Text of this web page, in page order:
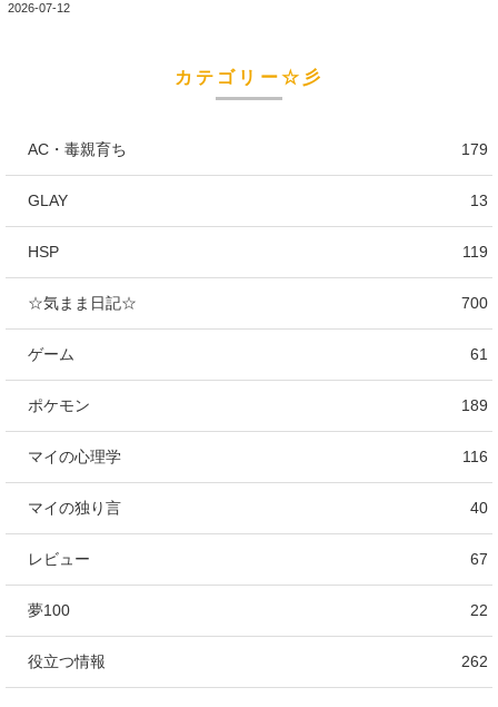
2026-07-12
カテゴリー☆彡
AC・毒親育ち 179
GLAY 13
HSP 119
☆気まま日記☆ 700
ゲーム 61
ポケモン 189
マイの心理学 116
マイの独り言 40
レビュー 67
夢100 22
役立つ情報 262